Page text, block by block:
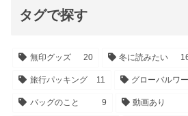
タグで探す
無印グッズ 20 冬に読みたい
旅行パッキング 11 グローバルワ
バッグのこと 9 動画あり